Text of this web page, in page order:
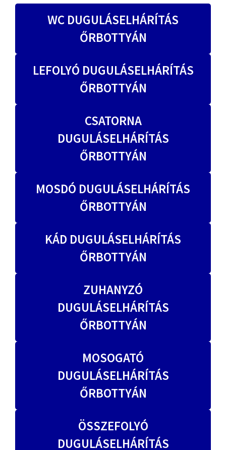
WC DUGULÁSELHÁRÍTÁS
ŐRBOTTYÁN
LEFOLYÓ DUGULÁSELHÁRÍTÁS
ŐRBOTTYÁN
CSATORNA
DUGULÁSELHÁRÍTÁS
ŐRBOTTYÁN
MOSDÓ DUGULÁSELHÁRÍTÁS
ŐRBOTTYÁN
KÁD DUGULÁSELHÁRÍTÁS
ŐRBOTTYÁN
ZUHANYZÓ
DUGULÁSELHÁRÍTÁS
ŐRBOTTYÁN
MOSOGATÓ
DUGULÁSELHÁRÍTÁS
ŐRBOTTYÁN
ÖSSZEFOLYÓ
DUGULÁSELHÁRÍTÁS